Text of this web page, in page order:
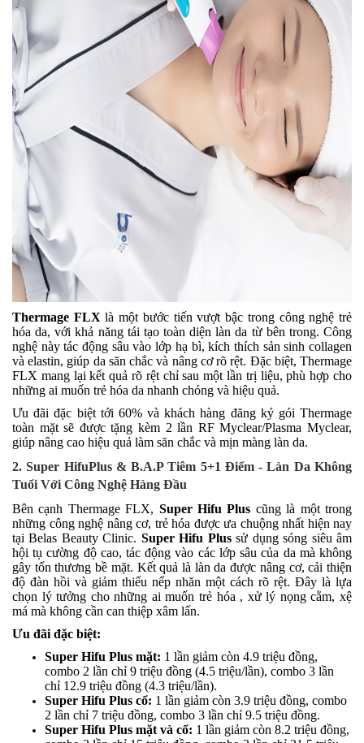
Thermage FLX là một bước tiến vượt bậc trong công nghệ trẻ
hóa da, với khả năng tái tạo toàn diện làn da từ bên trong. Công
nghệ này tác động sâu vào lớp hạ bì, kích thích sản sinh collagen
và elastin, giúp da săn chắc và nâng cơ rõ rệt. Đặc biệt, Thermage
FLX mang lại kết quả rõ rệt chỉ sau một lần trị liệu, phù hợp cho
những ai muốn trẻ hóa da nhanh chóng và hiệu quả.
Ưu đãi đặc biệt tới 60% và khách hàng đăng ký gói Thermage
toàn mặt sẽ được tặng kèm 2 lần RF Myclear/Plasma Myclear,
giúp nâng cao hiệu quả làm săn chắc và mịn màng làn da.
2. Super HifuPlus& B.A.P Tiêm 5+1 Điểm - Làn Da Không
Tuổi Với Công Nghệ Hàng Đầu
Bên cạnh ThermageFLX, Super Hifu Plus cũng là một trong
những công nghệ nâng cơ, trẻ hóa được ưa chuộng nhất hiện nay
tại Belas Beauty Clinic. Super Hifu Plussử dụng sóng siêu âm
hội tụ cường độ cao, tác động vào các lớp sâu của da mà không
gây tổn thương bề mặt. Kết quả là làn da được nâng cơ, cải thiện
độ đàn hồi và giảm thiểu nếp nhăn một cách rõ rệt. Đây là lựa
chọn lý tưởng cho những ai muốn trẻ hóa , xử lý nọng cằm, xệ
má mà không cần can thiệp xâm lấn.
Ưu đãi đặc biệt:
Super Hifu Plus mặt: 1 lần giảm còn 4.9 triệu đồng,
combo 2 lần chỉ 9 triệu đồng (4.5 triệu/lần), combo 3 lần
chỉ 12.9 triệu đồng (4.3 triệu/lần).
Super Hifu Plus cổ: 1 lần giảm còn 3.9 triệu đồng, combo
2 lần chỉ 7 triệu đồng, combo 3 lần chỉ 9.5 triệu đồng.
Super Hifu Plus mặt và cổ: 1 lần giảm còn 8.2 triệu đồng,